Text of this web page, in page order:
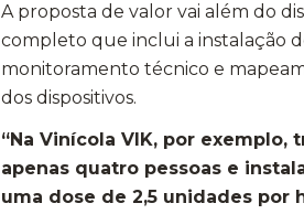
A proposta de valor vai além do
completo que inclui a instalação
monitoramento técnico e
dos dispositivos.
“Na Vinícola VIK, por
apenas quatro pessoas e
uma dose de 2,5 unidades por